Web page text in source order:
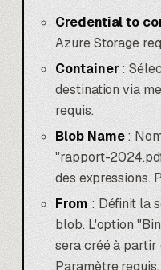
Credential to
Azure Storage
Container:
destination via
requis.
Blob Name:
"rapport-
des expressions.
From : Définit la
blob. L'option
sera créé à partir
Paramètre requis.